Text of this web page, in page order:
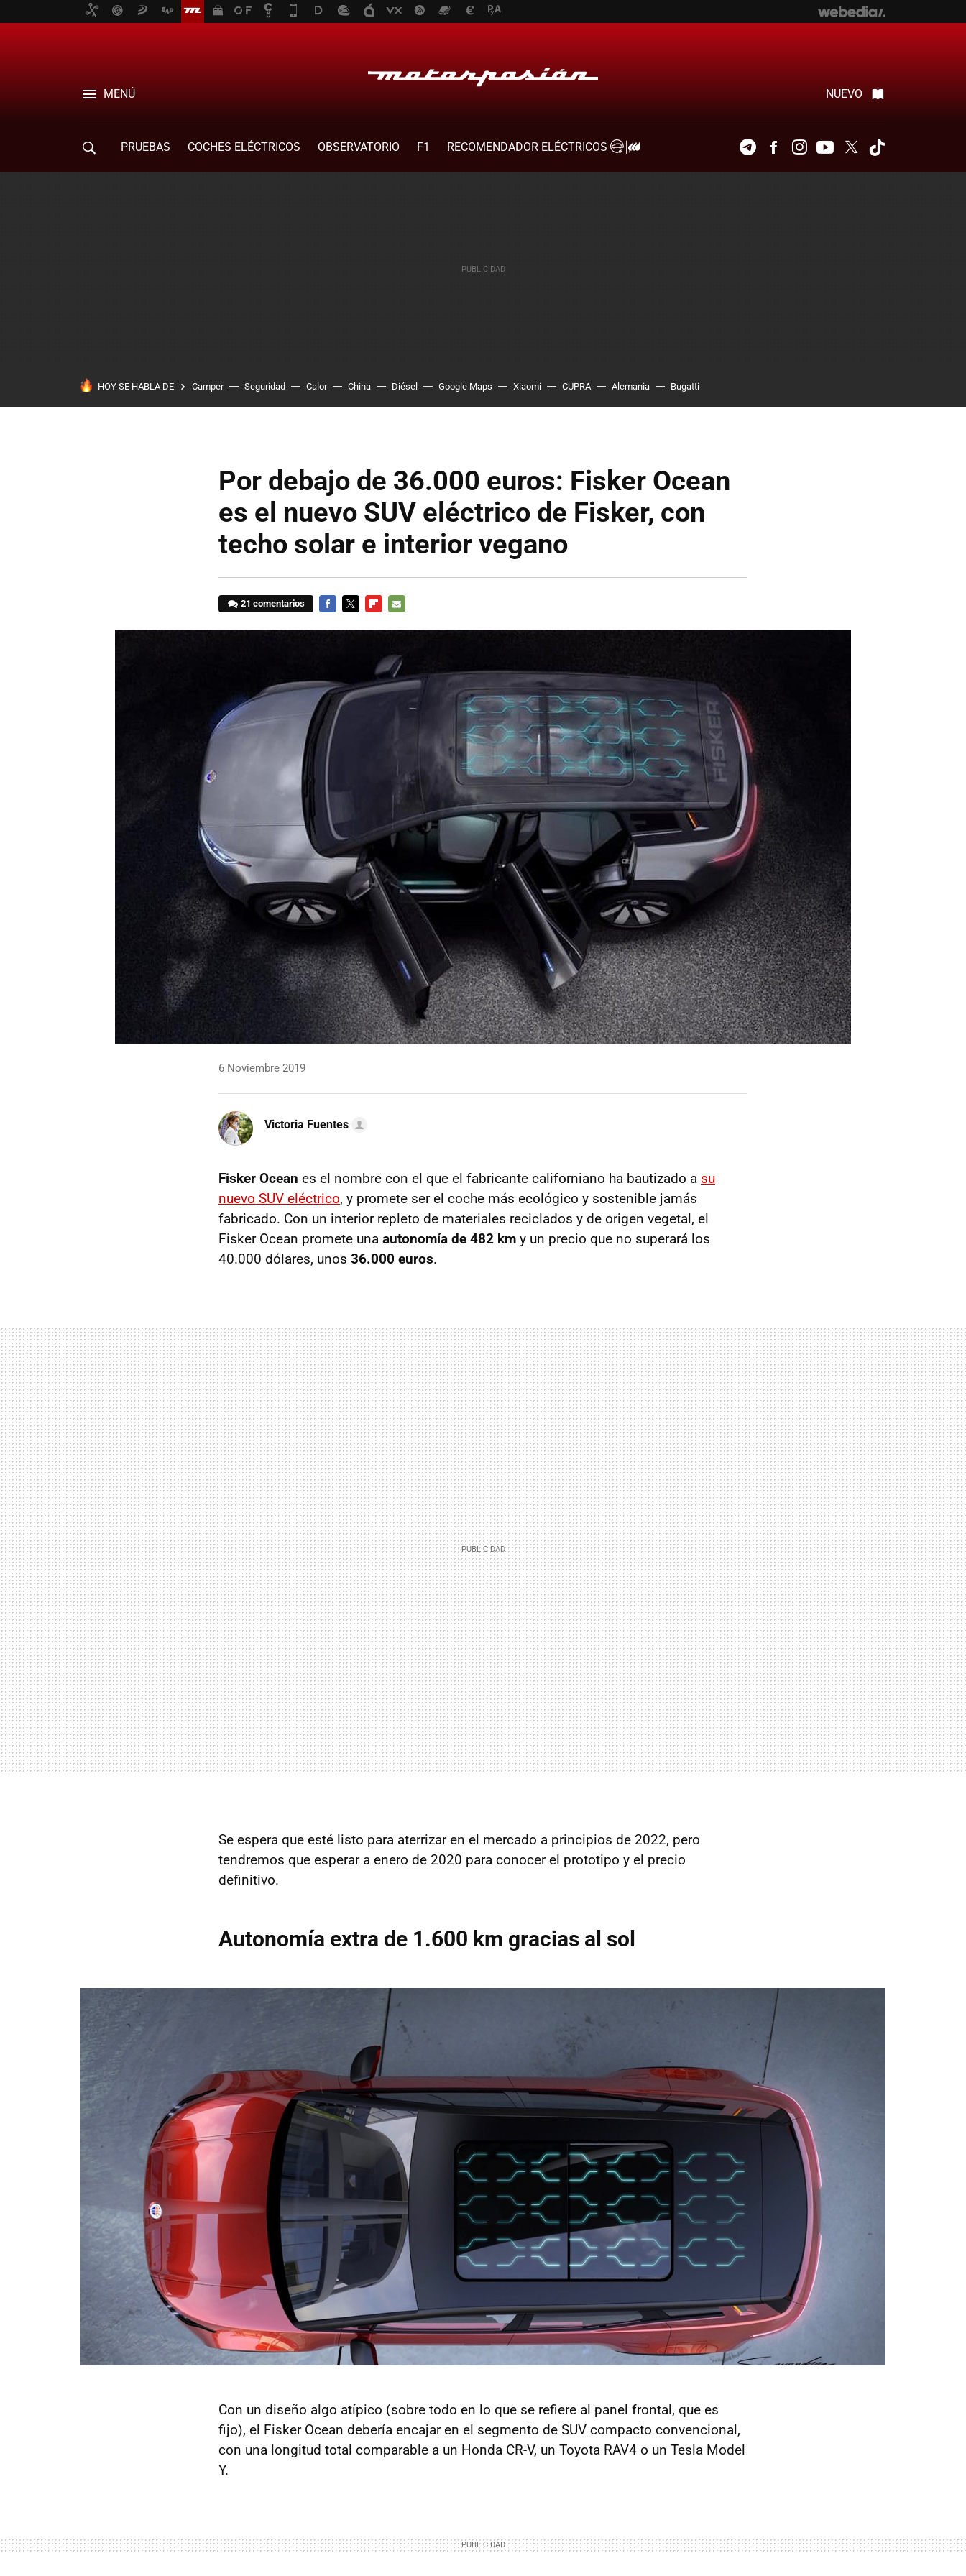
MENÚ NUEVO
PRUEBAS COCHES ELÉCTRICOS OBSERVATORIO F1
RECOMENDADOR ELÉCTRICOS
TelegramFacebookInstagramYoutubeTwitter
HOY SE HABLA DE Camper Seguridad Calor China Diésel Google Maps Xiaomi CUPRA Alemania Bugatti
Por debajo de 36.000 euros: Fisker Ocean
es el nuevo SUV eléctrico de Fisker, con
techo solar e interior vegano
21 comentarios
6 Noviembre 2019
Victoria Fuentes
Fisker Ocean es el nombre con el que el fabricante californiano ha bautizado a su
nuevo SUV eléctrico, y promete ser el coche más ecológico y sostenible jamás
fabricado. Con un interior repleto de materiales reciclados y de origen vegetal, el
Fisker Ocean promete una autonomía de 482 km y un precio que no superará los
40.000 dólares, unos 36.000 euros.
Se espera que esté listo para aterrizar en el mercado a principios de 2022, pero
tendremos que esperar a enero de 2020 para conocer el prototipo y el precio
definitivo.
Autonomía extra de 1.600 km gracias al sol
Con un diseño algo atípico (sobre todo en lo que se refiere al panel frontal, que es
fijo), el Fisker Ocean debería encajar en el segmento de SUV compacto convencional,
con una longitud total comparable a un Honda CR-V, un Toyota RAV4 o un Tesla Model
Y.